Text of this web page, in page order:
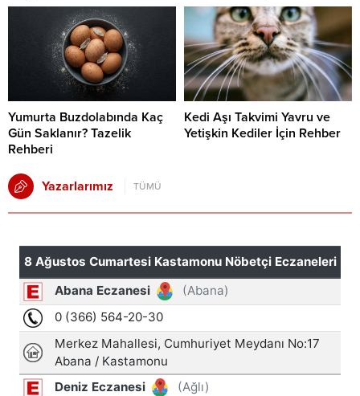
Yumurta Buzdolabında Kaç
Gün Saklanır? Tazelik
Rehberi
Kedi Aşı Takvimi Yavru ve
Yetişkin Kediler İçin Rehber
Yazarlarımız TÜMÜ